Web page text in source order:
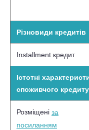
Різновиди кредитів
Installment кредит
Істотні
споживчого кредиту
Розміщені за
посиланням